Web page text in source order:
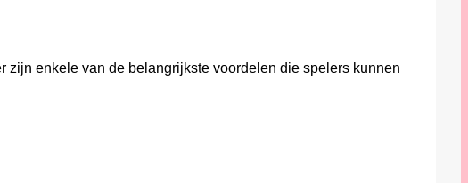
enkele van de belangrijkste voordelen die spelers kunnen